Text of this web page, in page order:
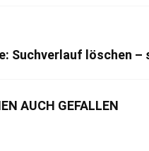
Suchverlauf löschen –
AUCH GEFALLEN